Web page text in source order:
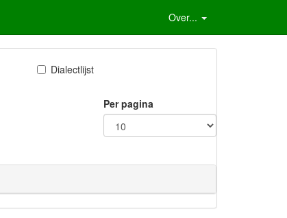
Over...
Dialectlijst
Per pagina